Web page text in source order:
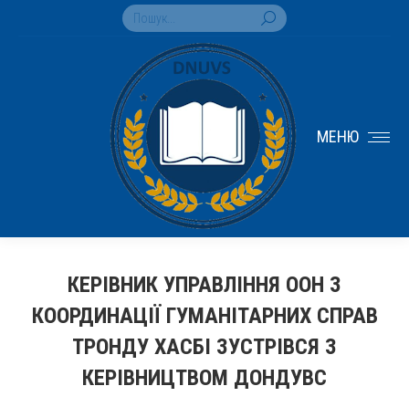
Search:
МЕНЮ
КЕРІВНИК УПРАВЛІННЯ ООН З
КООРДИНАЦІЇ ГУМАНІТАРНИХ СПРАВ
ТРОНДУ ХАСБІ ЗУСТРІВСЯ З
КЕРІВНИЦТВОМ ДОНДУВС